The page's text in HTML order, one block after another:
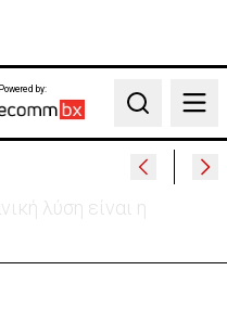
Powered by:
Search
προς Ουκρανία